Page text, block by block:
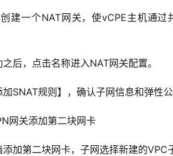
建一个NAT网关，使vCPE主机通
后，点击名称进入NAT网关配置。
加SNAT规则】，确认子网信息和弹性
网关添加第二块网卡
添加第二块网卡，子网选择新建的VPC